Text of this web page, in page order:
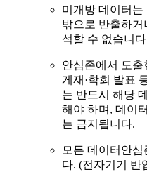
미개방 데이터
밖으로 반출하
석할 수 없습니
안심존에서 도출
게재·학회 발표
는 반드시 해당
해야 하며, 데이
는 금지됩니다.
모든 데이터안
다. (전자기기 반